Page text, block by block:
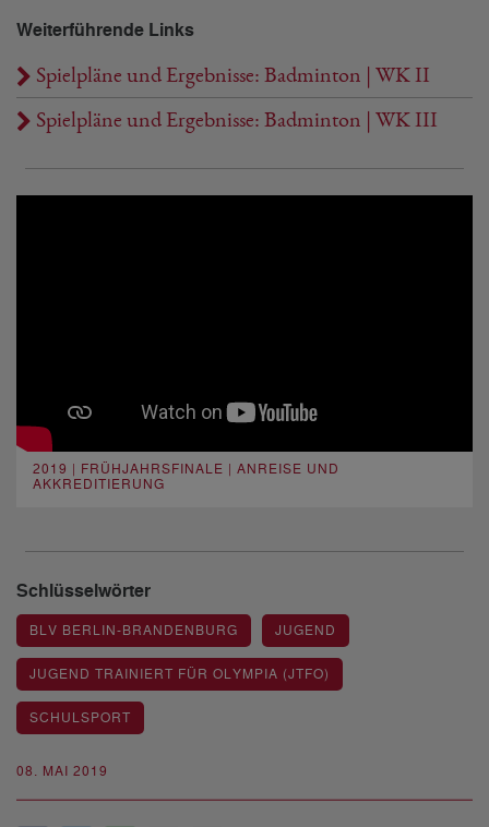
08. MAI 2019
Weiterführende Links
Spielpläne und Ergebnisse: Badminton | WK II
Spielpläne und Ergebnisse: Badminton | WK III
2019 | FRÜHJAHRSFINALE | ANREISE UND
AKKREDITIERUNG
Schlüsselwörter
BLV BERLIN-BRANDENBURG JUGEND
JUGEND TRAINIERT FÜR OLYMPIA (JTFO)
SCHULSPORT